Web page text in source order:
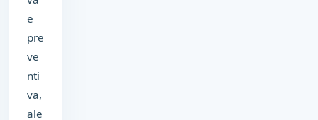
e
pre
ve
nti
va,
ale